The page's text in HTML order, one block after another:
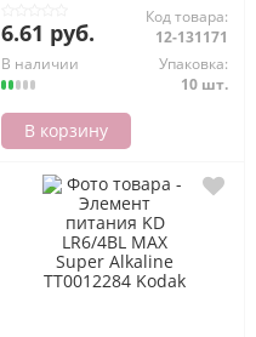
6.61 руб.
Код товара:
12-131171
В наличии
Упаковка:
10 шт.
В корзину